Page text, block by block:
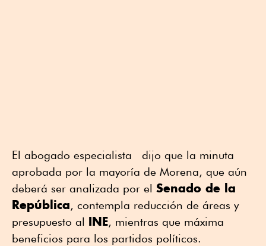
El abogado especialista dijo que la minuta
aprobada por la mayoría de Morena, que aún
deberá ser analizada por el Senado de la
República, contempla reducción de áreas y
presupuesto al INE, mientras que máxima
beneficios para los partidos políticos.